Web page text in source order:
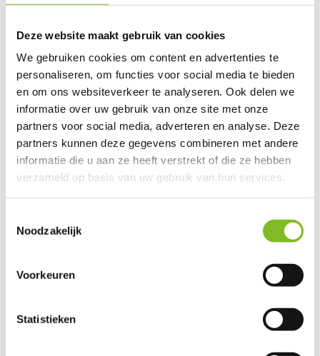
Deze website maakt gebruik van cookies
We gebruiken cookies om content en advertenties te
personaliseren, om functies voor social media te bieden
en om ons websiteverkeer te analyseren. Ook delen we
informatie over uw gebruik van onze site met onze
partners voor social media, adverteren en analyse. Deze
partners kunnen deze gegevens combineren met andere
informatie die u aan ze heeft verstrekt of die ze hebben
verzameld op basis van uw gebruik van hun services.
Noodzakelijk
Voorkeuren
Statistieken
Beginner set
€29,99
Incl. btw
Smarty set
€37,99
Incl. btw
Genius set
€39,99
Incl. btw
Er zijn nog geen reviews geschreven over dit product..